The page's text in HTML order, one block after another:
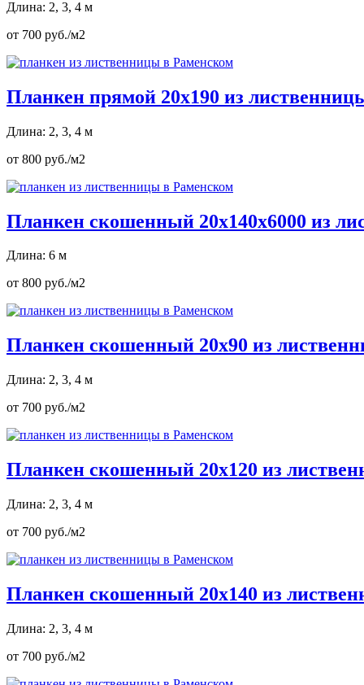
Длина: 2, 3, 4 м
от 700 руб./м2
Планкен прямой 20х190 из
Длина: 2, 3, 4 м
от 800 руб./м2
Планкен скошенный 20х140х6000 из
Длина: 6 м
от 800 руб./м2
Планкен скошенный 20х90 из
Длина: 2, 3, 4 м
от 700 руб./м2
Планкен скошенный 20х120 из
Длина: 2, 3, 4 м
от 700 руб./м2
Планкен скошенный 20х140 из
Длина: 2, 3, 4 м
от 700 руб./м2